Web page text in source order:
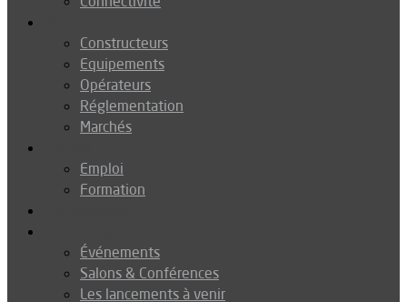
Constructeurs
Equipements
Opérateurs
Réglementation
Marchés
Emploi
Formation
Événements
Salons & Conférences
Les lancements à venir